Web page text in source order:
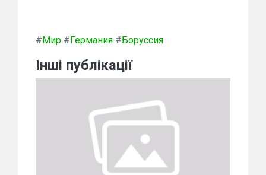
#Мир #Германия #Боруссия
Інші публікації